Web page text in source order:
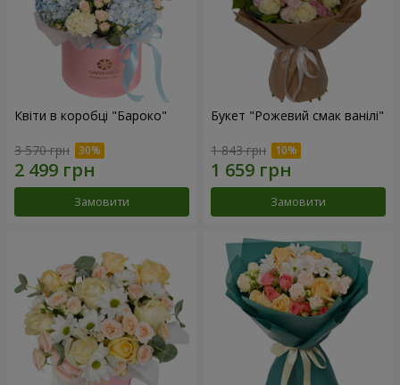
Квіти в коробці "Бароко"
3 570 грн
Замовити
Букет "Рожевий смак ванілі"
1 843 грн
Замовити